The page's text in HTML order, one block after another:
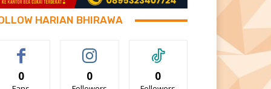
HARIAN BHIRAWA
0 0 0